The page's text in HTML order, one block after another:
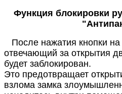
Функция блокировки
После нажатия кнопки на
отвечающий за открытия
будет заблокирован.
Это предотвращает
взлома замка